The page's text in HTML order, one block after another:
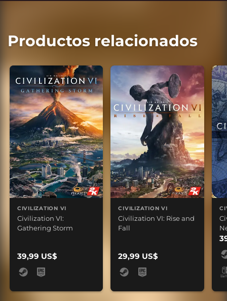
Productos relacionados
CIVILIZATION VI
Civilization VI:
Gathering Storm
39,99 US$
CIVILIZATION VI
Civilization VI: Rise and
Fall
29,99 US$